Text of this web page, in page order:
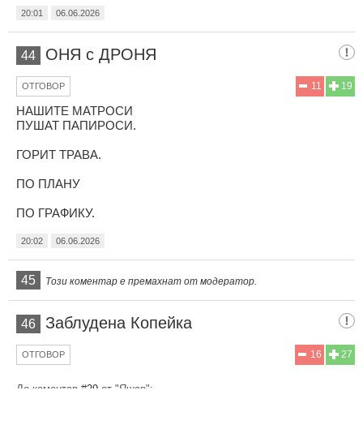
20:01 06.06.2026
44 ОНЯ с ДРОНЯ
19
11
ОТГОВОР
НАШИТЕ МАТРОСИ
ПУШАТ ПАПИРОСИ.
ГОРИТ ТРАВА.
ПО ПЛАНУ
ПО ГРАФИКУ.
20:02 06.06.2026
45 Този коментар е премахнат от модератор.
46 Заблудена Копейка
27
16
ОТГОВОР
До коментар #29 от "Яшар":